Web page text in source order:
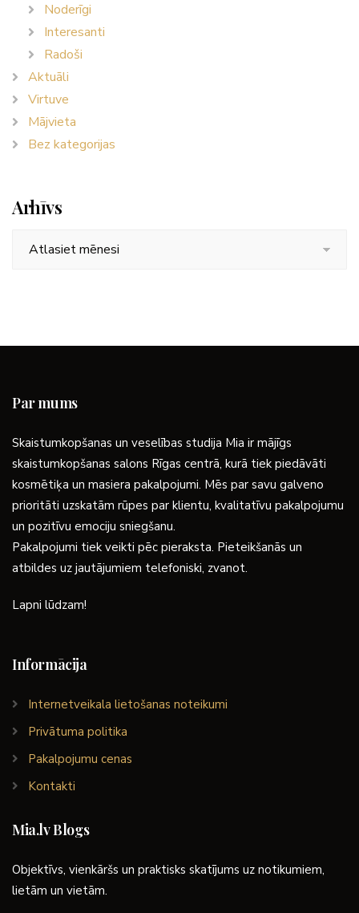
Noderīgi
Interesanti
Radoši
Aktuāli
Virtuve
Mājvieta
Bez kategorijas
Arhīvs
Par mums
Skaistumkopšanas un veselības studija Mia ir mājīgs
skaistumkopšanas salons Rīgas centrā, kurā tiek piedāvāti
kosmētiķa un masiera pakalpojumi. Mēs par savu galveno
prioritāti uzskatām rūpes par klientu, kvalitatīvu pakalpojumu
un pozitīvu emociju sniegšanu.
Pakalpojumi tiek veikti pēc pieraksta. Pieteikšanās un
atbildes uz jautājumiem telefoniski, zvanot.
Lapni lūdzam!
Informācija
Internetveikala lietošanas noteikumi
Privātuma politika
Pakalpojumu cenas
Kontakti
Mia.lv Blogs
Objektīvs, vienkāršs un praktisks skatījums uz notikumiem,
lietām un vietām.